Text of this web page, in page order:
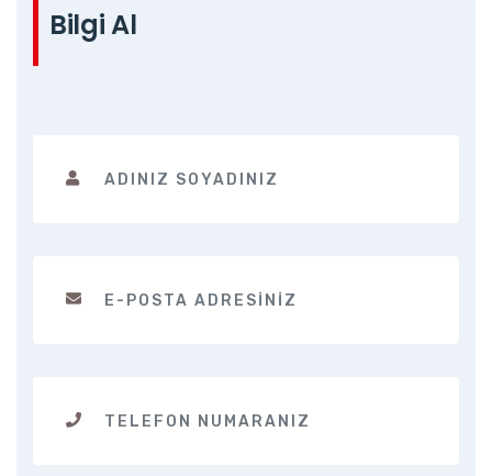
Bilgi Al